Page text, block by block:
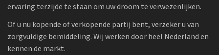
ervaring terzijde te staan om uw droom te verwezenlijken.
Of u nu kopende of verkopende partij bent, verzeker u van
zorgvuldige bemiddeling. Wij werken door heel Nederland en
kennen de markt.